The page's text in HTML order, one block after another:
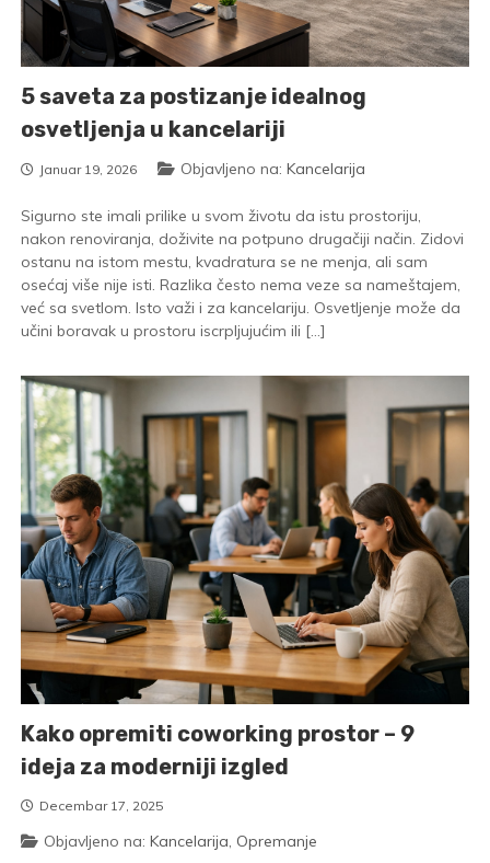
5 saveta za postizanje idealnog
osvetljenja u kancelariji
Januar 19, 2026 Objavljeno na: Kancelarija
Sigurno ste imali prilike u svom životu da istu prostoriju,
nakon renoviranja, doživite na potpuno drugačiji način. Zidovi
ostanu na istom mestu, kvadratura se ne menja, ali sam
osećaj više nije isti. Razlika često nema veze sa nameštajem,
već sa svetlom. Isto važi i za kancelariju. Osvetljenje može da
učini boravak u prostoru iscrpljujućim ili […]
Kako opremiti coworking prostor – 9
ideja za moderniji izgled
Decembar 17, 2025
Objavljeno na: Kancelarija, Opremanje